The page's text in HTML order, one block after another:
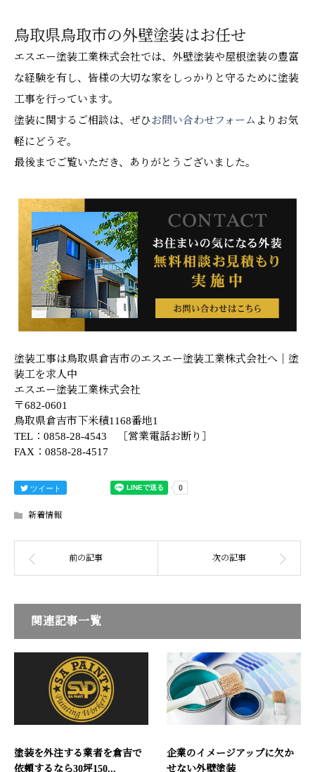
鳥取県鳥取市の外壁塗装はお任せ
エスエー塗装工業株式会社では、外壁塗装や屋根塗装の豊富
な経験を有し、皆様の大切な家をしっかりと守るために塗装
工事を行っています。
塗装に関するご相談は、ぜひお問い合わせフォーム よりお気
軽にどうぞ。
最後までご覧いただき、ありがとうございました。
塗装工事は鳥取県倉吉市のエスエー塗装工業株式会社へ｜塗
装工を求人中
エスエー塗装工業株式会社
〒682-0601
鳥取県倉吉市下米積1168番地1
TEL：0858-28-4543 ［営業電話お断り］
FAX：0858-28-4517
ツイート
新着情報
関連記事一覧
塗装を外注する業者を倉吉で
依頼するなら30坪150...
企業のイメージアップに欠か
せない外壁塗装